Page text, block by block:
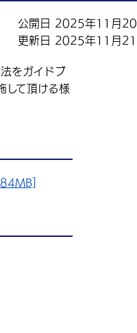
公開日 2025年11月
更新日 2025年11月
をガイドブ
して頂ける様